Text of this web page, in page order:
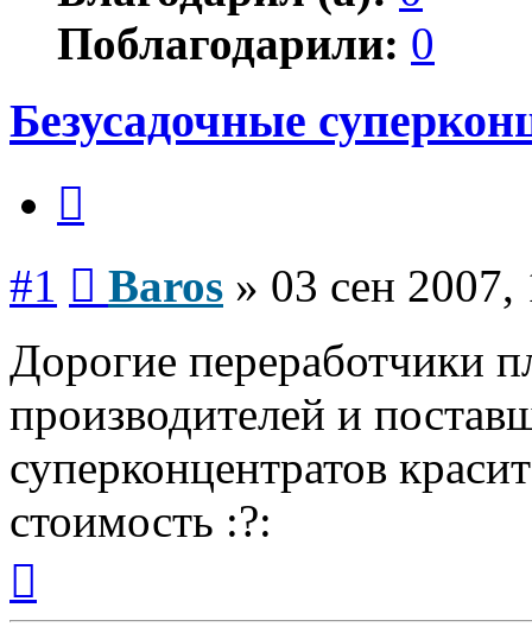
Поблагодарили: 0
Безусадочные
#1 Baros » 03 сен 2007,
Дорогие переработчики
производителей и
суперконцентратов
стоимость :?:
началу